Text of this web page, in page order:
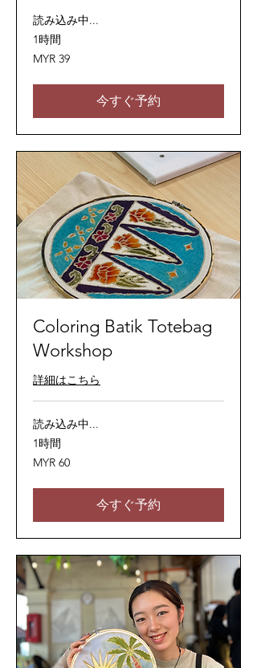
読み込み中...
1時間
39
マ
ー
リ
ッ
ト
MYR 39
今すぐ予約
Coloring Batik Totebag
Workshop
詳細はこちら
読み込み中...
1時間
60
マ
ー
リ
ッ
ト
MYR 60
今すぐ予約